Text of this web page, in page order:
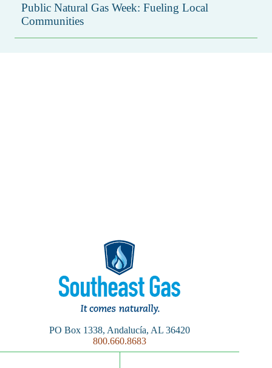
Public Natural Gas Week: Fueling Local
Communities
PO Box 1338, Andalucía, AL 36420
800.660.8683